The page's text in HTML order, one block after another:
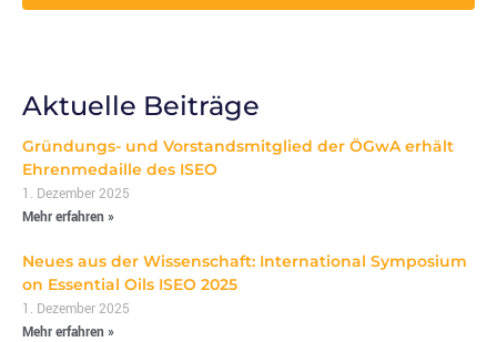
Aktuelle Beiträge
Gründungs- und Vorstandsmitglied der ÖGwA erhält
Ehrenmedaille des ISEO
1. Dezember 2025
Mehr erfahren »
Neues aus der Wissenschaft: International Symposium
on Essential Oils ISEO 2025
1. Dezember 2025
Mehr erfahren »